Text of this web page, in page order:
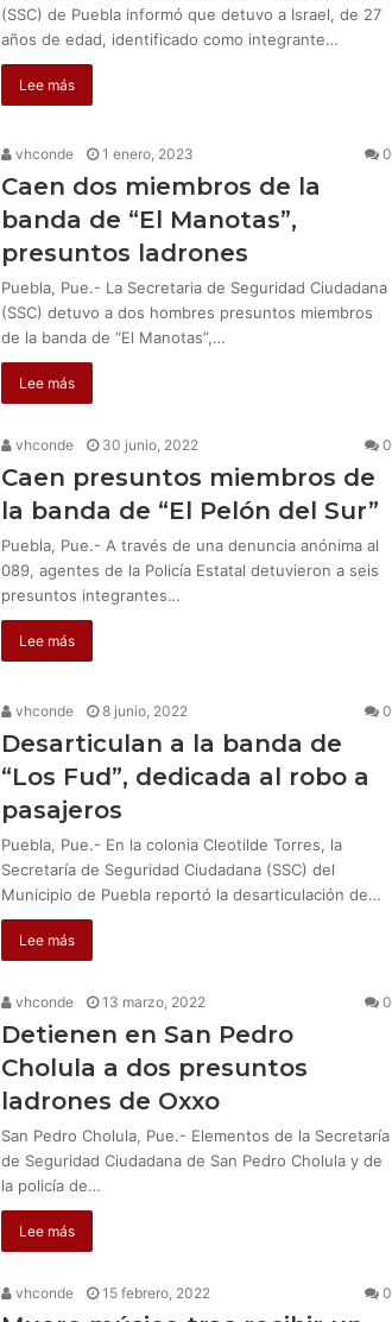
(SSC) de Puebla informó que detuvo a Israel, de 27
años de edad, identificado como integrante…
Lee más
vhconde 1 enero, 2023 0
Caen dos miembros de la
banda de “El Manotas”,
presuntos ladrones
Puebla, Pue.- La Secretaria de Seguridad Ciudadana
(SSC) detuvo a dos hombres presuntos miembros
de la banda de “El Manotas”,…
Lee más
vhconde 30 junio, 2022 0
Caen presuntos miembros de
la banda de “El Pelón del Sur”
Puebla, Pue.- A través de una denuncia anónima al
089, agentes de la Policía Estatal detuvieron a seis
presuntos integrantes…
Lee más
vhconde 8 junio, 2022 0
Desarticulan a la banda de
“Los Fud”, dedicada al robo a
pasajeros
Puebla, Pue.- En la colonia Cleotilde Torres, la
Secretaría de Seguridad Ciudadana (SSC) del
Municipio de Puebla reportó la desarticulación de…
Lee más
vhconde 13 marzo, 2022 0
Detienen en San Pedro
Cholula a dos presuntos
ladrones de Oxxo
San Pedro Cholula, Pue.- Elementos de la Secretaría
de Seguridad Ciudadana de San Pedro Cholula y de
la policía de…
Lee más
vhconde 15 febrero, 2022 0